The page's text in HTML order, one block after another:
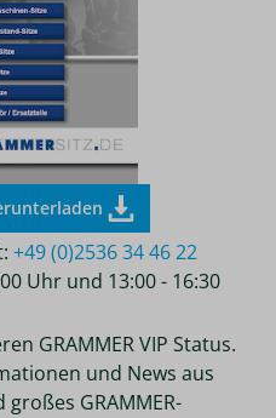
+49 (0)2536 34 46 22
Uhr und 13:00 - 16:30
GRAMMER VIP Status.
und News aus
GRAMMER-